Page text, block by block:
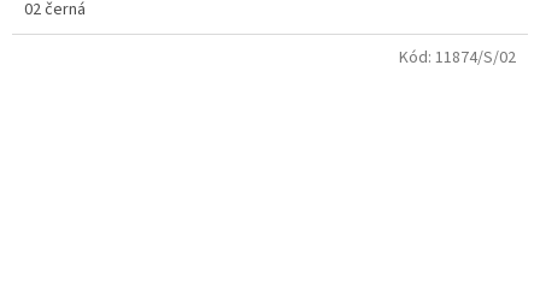
02 černá
Kód: 11874/S/02